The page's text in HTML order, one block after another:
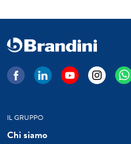
IL GRUPPO
Chi siamo